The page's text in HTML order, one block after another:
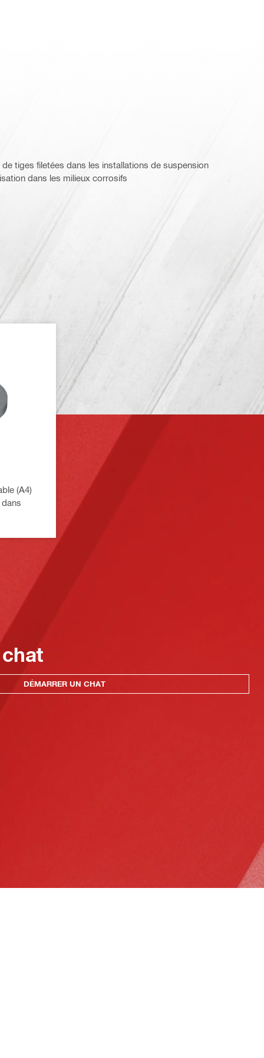
tiges filetées dans les installations de suspension
dans les milieux corrosifs
(A4)
DÉMARRER UN CHAT